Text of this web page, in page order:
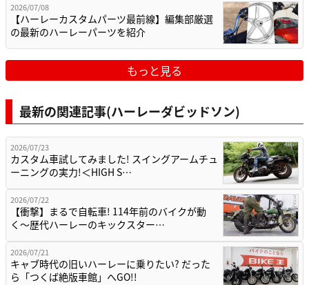
2026/07/08
【ハーレーカスタムパーツ最前線】編集部厳選
の最新のハーレーパーツを紹介
もっと見る
最新の関連記事(ハーレーダビッドソン)
2026/07/23
カスタム車試してみました! スイングアームチュ
ーニングの実力!＜HIGH S…
2026/07/22
【衝撃】まるで自転車! 114年前のバイクが動
く〜歴代ハーレーのキックスター…
2026/07/21
キャブ時代の旧いハーレーに乗りたい? だった
ら「つくば絶版車館」へGO!!